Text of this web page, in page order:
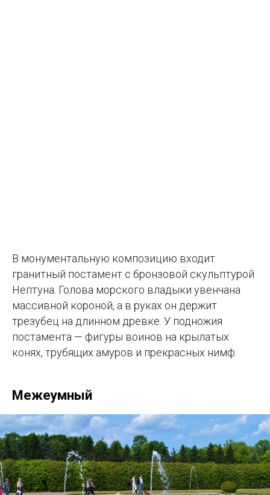
В монументальную композицию входит
гранитный постамент с бронзовой скульптурой
Нептуна. Голова морского владыки увенчана
массивной короной, а в руках он держит
трезубец на длинном древке. У подножия
постамента — фигуры воинов на крылатых
конях, трубящих амуров и прекрасных нимф.
Межеумный